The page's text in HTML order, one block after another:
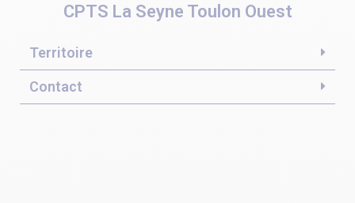
CPTS La Seyne Toulon Ouest
Territoire
Contact